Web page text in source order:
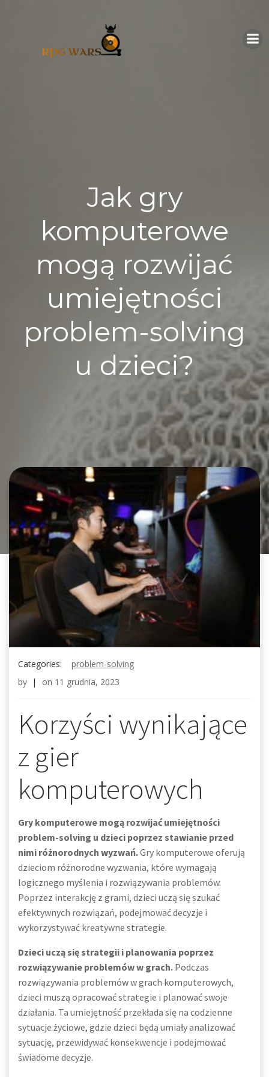
Jak gry
komputerowe
mogą rozwijać
umiejętności
problem-solving
u dzieci?
Categories:
problem-solving
by | on 11 grudnia, 2023
Korzyści wynikające
z gier
komputerowych
Gry komputerowe mogą rozwijać umiejętności
problem-solving u dzieci poprzez stawianie przed
nimi różnorodnych wyzwań.Gry komputerowe oferują
dzieciom różnorodne wyzwania, które wymagają
logicznego myślenia i rozwiązywania problemów.
Poprzez interakcję z grami, dzieci uczą się szukać
efektywnych rozwiązań, podejmować decyzje i
wykorzystywać kreatywne strategie.
Dzieci uczą się strategii i planowania poprzez
rozwiązywanie problemów w grach. Podczas
rozwiązywania problemów w grach komputerowych,
dzieci muszą opracować strategie i planować swoje
działania. Ta umiejętność przekłada się na codzienne
sytuacje życiowe, gdzie dzieci będą umiały analizować
sytuację, przewidywać konsekwencje i podejmować
świadome decyzje.